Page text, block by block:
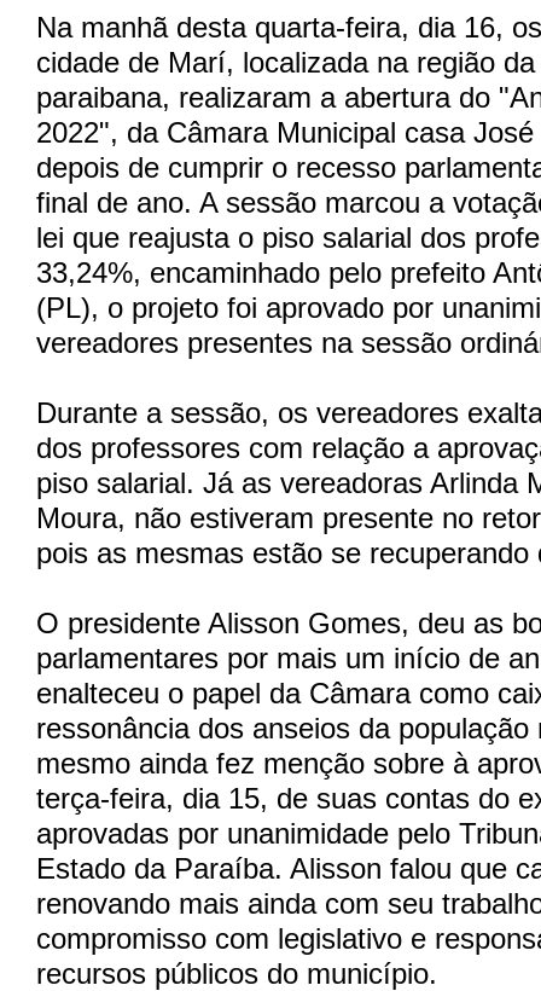
Na manhã desta quarta-feira, dia 16,
cidade de Marí, localizada na região
paraibana, realizaram a abertura do
2022", da Câmara Municipal casa
depois de cumprir o recesso
final de ano. A sessão marcou a
lei que reajusta o piso salarial dos
33,24%, encaminhado pelo prefeito
(PL), o projeto foi aprovado por
vereadores presentes na sessão
Durante a sessão, os vereadores
dos professores com relação a
piso salarial. Já as vereadoras Arlinda
Moura, não estiveram presente no
pois as mesmas estão se recuperando
O presidente Alisson Gomes, deu as
parlamentares por mais um início de
enalteceu o papel da Câmara como
ressonância dos anseios da população
mesmo ainda fez menção sobre à
terça-feira, dia 15, de suas contas do
aprovadas por unanimidade pelo
Estado da Paraíba. Alisson falou que
renovando mais ainda com seu
compromisso com legislativo e
recursos públicos do município.